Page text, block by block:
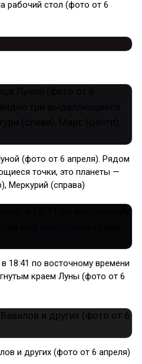
рабочий стол (фото от 6
(фото от 6 апреля). Рядом
точки, это планеты —
Меркурий (справа)
18:41 по восточному времени
краем Луны (фото от 6
и других (фото от 6 апреля)